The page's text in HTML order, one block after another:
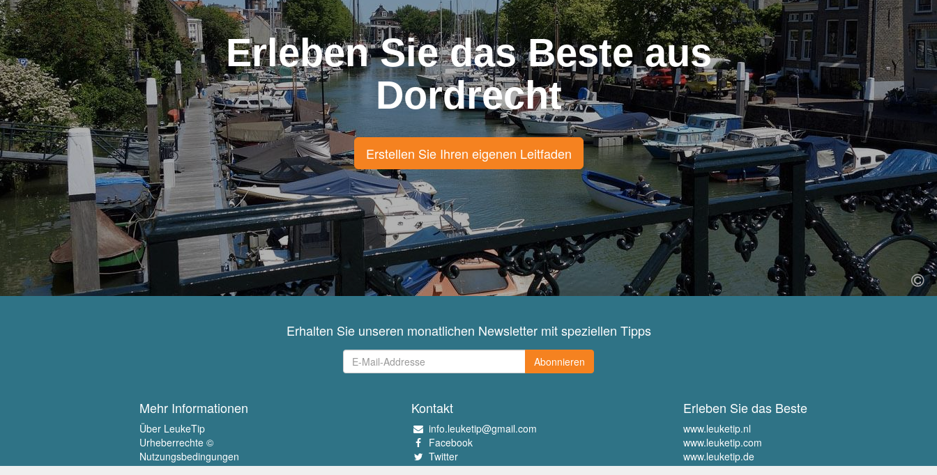
Erleben Sie das Beste aus
Dordrecht
Erstellen Sie Ihren eigenen Leitfaden
Erhalten Sie unseren monatlichen Newsletter mit speziellen Tipps
Abonnieren
Mehr Informationen
Über LeukeTip
Urheberrechte ©
Nutzungsbedingungen
Privatsphäre
Kontakt
info.leuketip@gmail.com
Facebook
Twitter
Instagram
Erleben Sie das Beste
www.leuketip.nl
www.leuketip.com
www.leuketip.de
www.leuketip.fr